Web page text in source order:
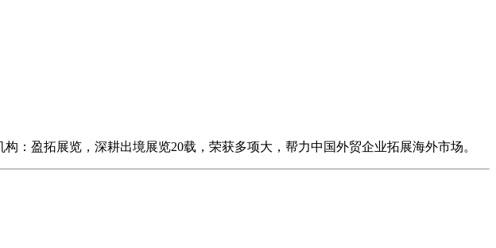
构：盈拓展览，深耕出境展览20载，荣获多项大，帮力中国外贸企业拓展海外市场。